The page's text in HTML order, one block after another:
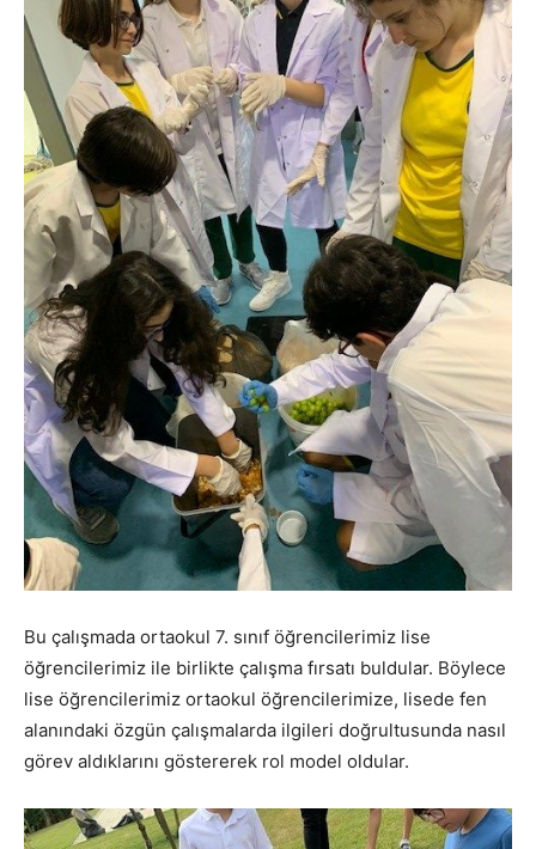
Bu çalışmada ortaokul 7. sınıf öğrencilerimiz lise
öğrencilerimiz ile birlikte çalışma fırsatı buldular. Böylece
lise öğrencilerimiz ortaokul öğrencilerimize, lisede fen
alanındaki özgün çalışmalarda ilgileri doğrultusunda nasıl
görev aldıklarını göstererek rol model oldular.